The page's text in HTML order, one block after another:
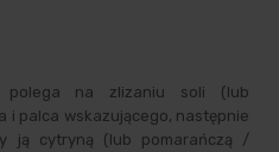
polega na zlizaniu soli (lub
i palca wskazującego, następnie
ją cytryną (lub pomarańczą /